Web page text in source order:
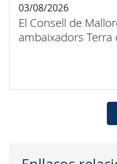
El Consell de
ambaixadors Terra
03/08/2026